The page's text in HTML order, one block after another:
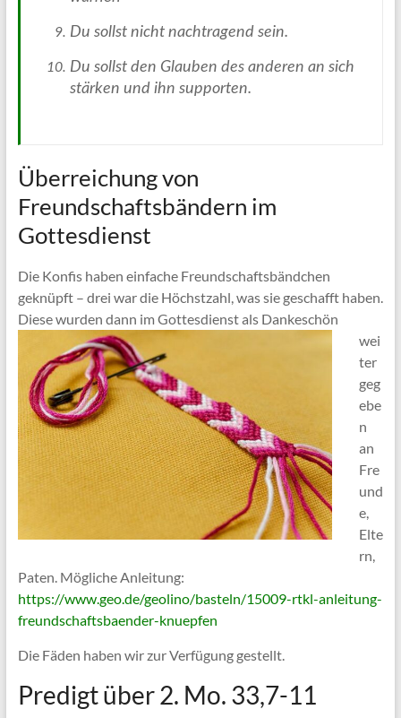
Du sollst nicht nachtragend sein.
Du sollst den Glauben des anderen an sich
stärken und ihn supporten.
Überreichung von
Freundschaftsbändern im
Gottesdienst
Die Konfis haben einfache Freundschaftsbändchen
geknüpft – drei war die Höchstzahl, was sie geschafft haben.
Diesewurden dann im Gottesdienst als Dankeschön
wei
ter
geg
ebe
n
an
Fre
und
e,
Elte
rn,
Paten. Mögliche Anleitung:
https://www.geo.de/geolino/basteln/15009-rtkl-anleitung-
freundschaftsbaender-knuepfen
Die Fäden haben wir zur Verfügung gestellt.
Predigt über 2. Mo. 33,7-11